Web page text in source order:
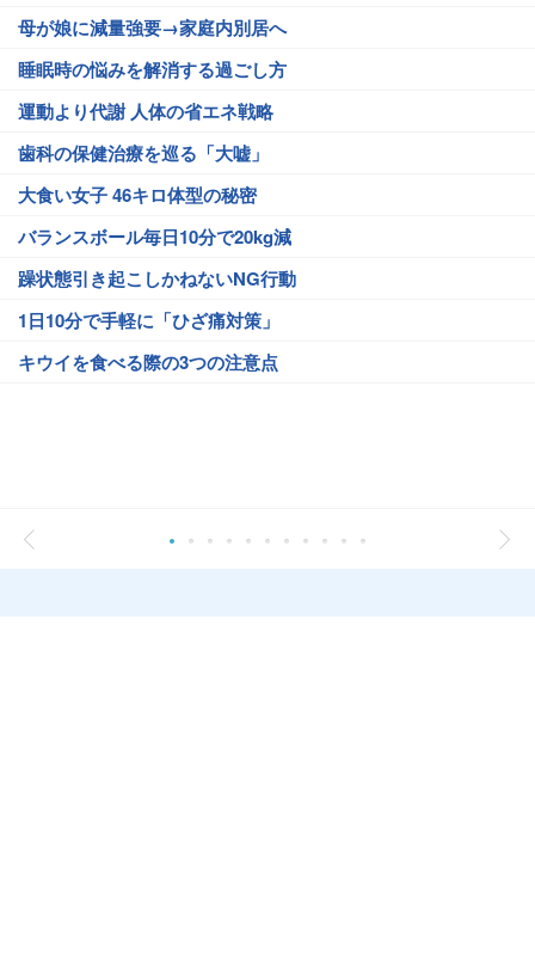
母が娘に減量強要→家庭内別居へ
睡眠時の悩みを解消する過ごし方
運動より代謝 人体の省エネ戦略
歯科の保健治療を巡る「大嘘」
大食い女子 46キロ体型の秘密
バランスボール毎日10分で20kg減
躁状態引き起こしかねないNG行動
1日10分で手軽に「ひざ痛対策」
キウイを食べる際の3つの注意点